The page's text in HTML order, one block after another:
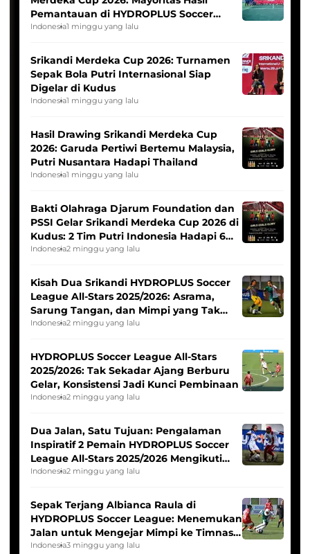
Pemantauan di HYDROPLUS Soccer
League
Indonesia1 minggu yang lalu
Srikandi Merdeka Cup 2026: Turnamen
Sepak Bola Putri Internasional Siap
Digelar di Kudus
Indonesia1 minggu yang lalu
Hasil Drawing Srikandi Merdeka Cup
2026: Garuda Pertiwi Bertemu Malaysia,
Putri Nusantara Hadapi Thailand
Indonesia1 minggu yang lalu
Bakti Olahraga Djarum Foundation dan
PSSI Gelar Srikandi Merdeka Cup 2026 di
Kudus: 2 Tim Putri Indonesia Hadapi 6
Tim Asia
Indonesia2 minggu yang lalu
Kisah Dua Srikandi HYDROPLUS Soccer
League All-Stars 2025/2026: Asrama,
Sarung Tangan, dan Mimpi yang Tak
Pernah Padam
Indonesia2 minggu yang lalu
HYDROPLUS Soccer League All-Stars
2025/2026: Tak Sekadar Ajang Berburu
Gelar, Konsistensi Jadi Kunci Pembinaan
Indonesia2 minggu yang lalu
Dua Jalan, Satu Tujuan: Pengalaman
Inspiratif 2 Pemain HYDROPLUS Soccer
League All-Stars 2025/2026 Mengikuti
Seleksi Timnas Indonesia Putri
Indonesia2 minggu yang lalu
Sepak Terjang Albianca Raula di
HYDROPLUS Soccer League: Menemukan
Jalan untuk Mengejar Mimpi ke Timnas
Indonesia Putri
Indonesia3 minggu yang lalu